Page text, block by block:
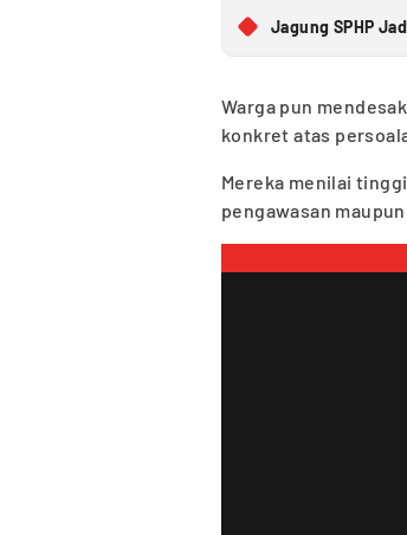
Jagung SPHP
Warga pun
konkret atas
Mereka menilai
pengawasan